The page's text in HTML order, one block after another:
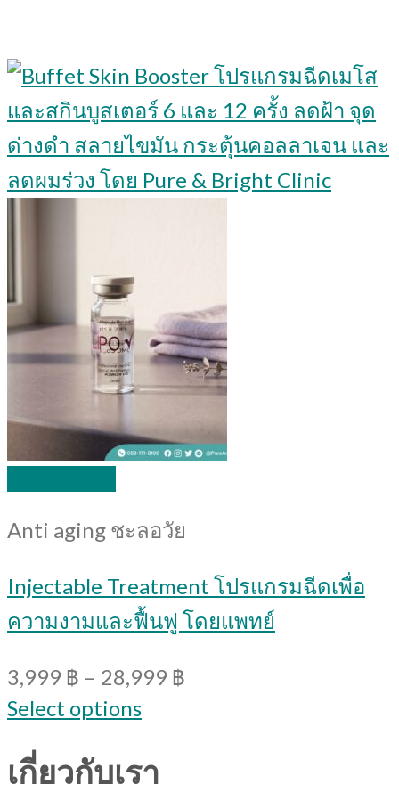
Anti aging ชะลอวัย
Injectable Treatment โปรแกรมฉีดเพื่อ
ความงามและฟื้นฟู โดยแพทย์
3,999 ฿ – 28,999 ฿
Select options
เกี่ยวกับเรา